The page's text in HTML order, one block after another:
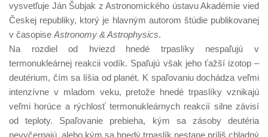
vysvetľuje Ján Šubjak z Astronomického ústavu Akadémie vied
Českej republiky, ktorý je hlavným autorom štúdie publikovanej
v časopise Astronomy & Astrophysics.
Na rozdiel od hviezd hnedé trpaslíky nespaľujú v
termonukleárnej reakcii vodík. Spaľujú však jeho ťažší izotop –
deutérium, čím sa líšia od planét. K spaľovaniu dochádza veľmi
intenzívne v mladom veku, pretože hnedé trpaslíky vznikajú
veľmi horúce a rýchlosť termonukleárnych reakcií silne závisí
od teploty. Spaľovanie prebieha, kým sa zásoby deutéria
nevyčerpajú, alebo kým sa hnedý trpaslík nestane príliš chladný